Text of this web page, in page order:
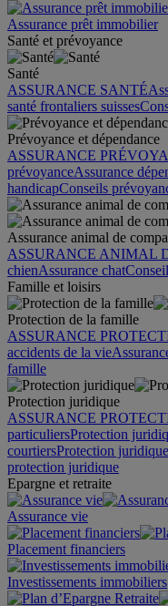
Assurance prêt immobilier
Santé et prévoyance
Santé
ASSURANCE SANTÉ
santé frontaliers suisses
Prévoyance et dépendance
ASSURANCE
prévoyanceAssurance
handicapConseils
Assurance animal de
ASSURANCE ANIMAL
chienAssurance chat
Famille et loisirs
Protection de la famille
ASSURANCE
accidents de la vie
famille
Protection juridique
ASSURANCE
particuliersProtection
courtiersProtection
protection juridique
Epargne et retraite
Assurance vie
Placement financiers
Investissements immobiliers